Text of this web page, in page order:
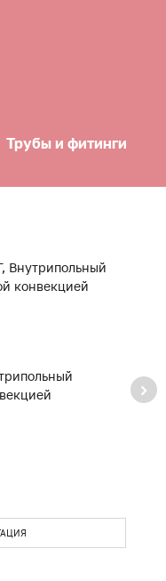
Трубы и фитинги